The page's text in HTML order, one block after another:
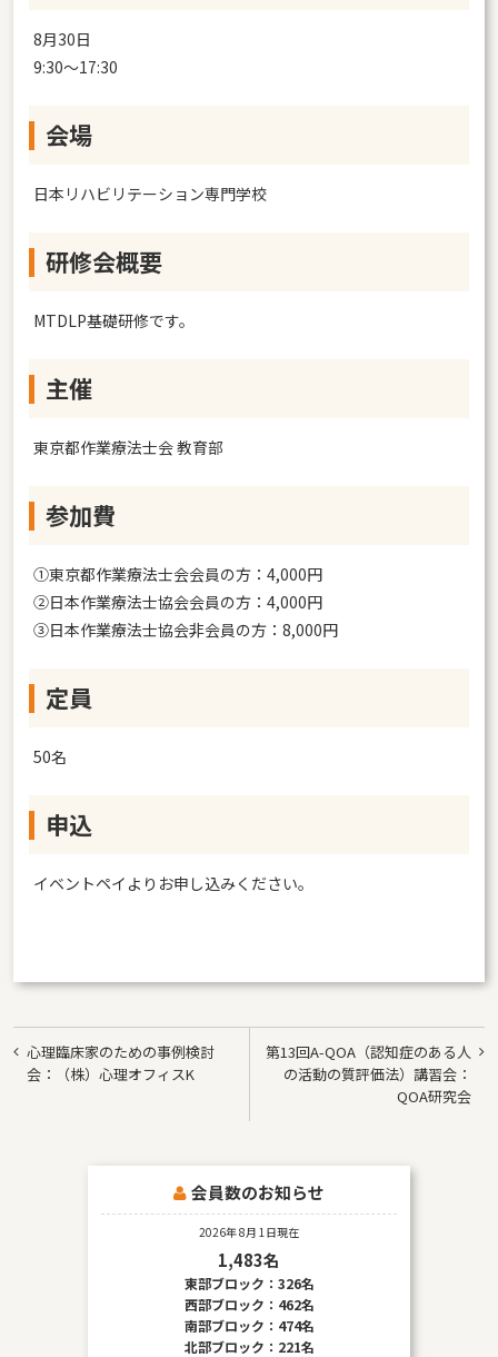
8月30日
9:30～17:30
会場
日本リハビリテーション専門学校
研修会概要
MTDLP基礎研修です。
主催
東京都作業療法士会 教育部
参加費
①東京都作業療法士会会員の方：4,000円
②日本作業療法士協会会員の方：4,000円
③日本作業療法士協会非会員の方：8,000円
定員
50名
申込
イベントペイよりお申し込みください。
投
稿
第13回A-QOA（認知症のある人
の活動の質評価法）講習会：
QOA研究会
心理臨床家のための事例検討
会：（株）心理オフィスK
会員数のお知らせ
2026年 8月 1日現在
1,483名
東部ブロック：326名
西部ブロック：462名
南部ブロック：474名
北部ブロック：221名